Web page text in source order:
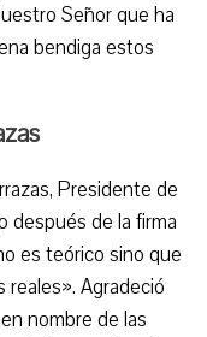
Señor que ha
bendiga estos
Presidente de
después de la firma
es teórico sino que
Agradeció
nombre de las